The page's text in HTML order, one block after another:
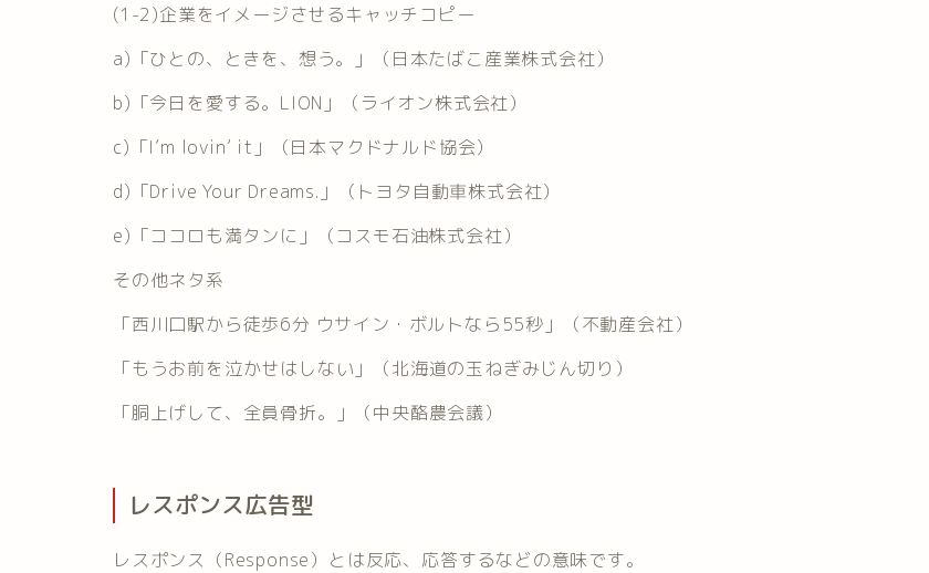
(1-2)企業をイメージさせるキャッチコピー
a)「ひとの、ときを、想う。」（日本たばこ産業株式会社）
b)「今日を愛する。LION」（ライオン株式会社）
c)「I’m lovin’ it」（日本マクドナルド協会）
d)「Drive Your Dreams.」（トヨタ自動車株式会社）
e)「ココロも満タンに」（コスモ石油株式会社）
その他ネタ系
「西川口駅から徒歩6分 ウサイン・ボルトなら55秒」（不動産会社）
「もうお前を泣かせはしない」（北海道の玉ねぎみじん切り）
「胴上げして、全員骨折。」（中央酪農会議）
レスポンス広告型
レスポンス（Response）とは反応、応答するなどの意味です。